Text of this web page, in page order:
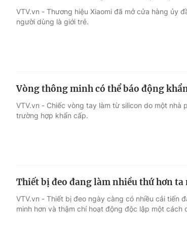
VTV.vn - Thương hiệu Xiaomi đã mở cửa hàng ủy
người dùng là giới trẻ.
Vòng thông minh có thể báo động
VTV.vn - Chiếc vòng tay làm từ silicon do một
trường hợp khẩn cấp.
Thiết bị đeo đang làm nhiều thứ hơn ta
VTV.vn - Thiết bị đeo ngày càng có nhiều cải tiến
minh hơn và thậm chí hoạt động độc lập một cách